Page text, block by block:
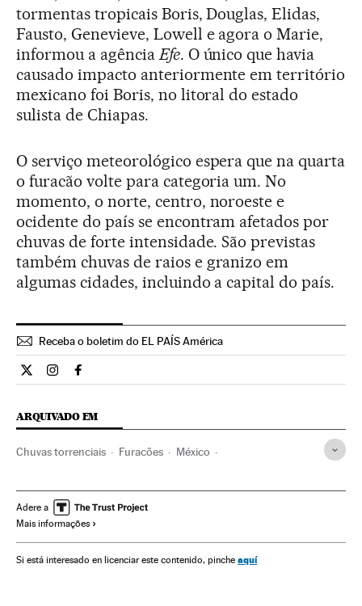
tormentas tropicais Boris, Douglas, Elidas,
Fausto, Genevieve, Lowell e agora o Marie,
informou a agênciaEfe. O único que havia
causado impacto anteriormente em território
mexicano foi Boris, no litoral do estado
sulista de Chiapas.
O serviço meteorológico espera que na quarta
o furacão volte para categoria um. No
momento, o norte, centro, noroeste e
ocidente do país se encontram afetados por
chuvas de forte intensidade. São previstas
também chuvas de raios e granizo em
algumas cidades, incluindo a capital do país.
Receba o boletim do EL PAÍS América
Internacional El País Brasil en Twitter
Internacional El País Brasil en Instagram
Internacional El País Brasil en Facebook
ARQUIVADO EM
Chuvas torrenciais Furacões México
América Latina Acontecimentos
Precipitações
Adere a
Mais informações
Si está interesado en licenciar este contenido, pinche aquí